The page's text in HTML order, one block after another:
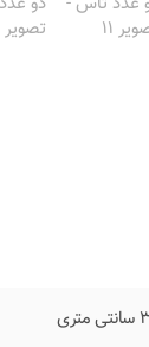
متری